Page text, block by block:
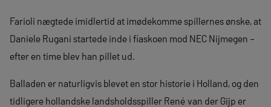
Farioli nægtede imidlertid at imødekomme spillernes ønske, at
Daniele Rugani startede inde i fiaskoen mod NEC Nijmegen –
efter en time blev han pillet ud.
Balladen er naturligvis blevet en stor historie i Holland, og den
tidligere hollandske landsholdsspiller René van der Gijp er